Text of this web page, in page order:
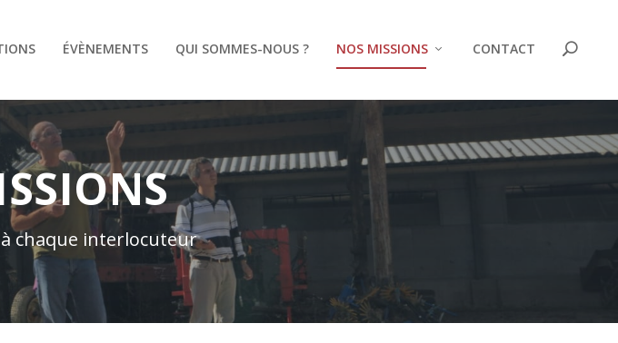
ÉVÈNEMENTS QUI SOMMES-NOUS ? NOS MISSIONS CONTACT
chaque interlocuteur